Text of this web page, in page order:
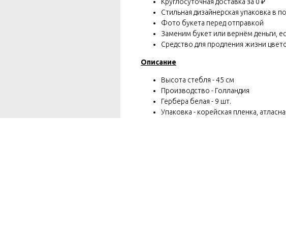
Стильная дизайнерская упаковка в
Фото букета перед отправкой
Заменим букет или вернём деньги,
Средство для продления жизни
Описание
Высота стебля - 45 см
Производство - Голландия
Гербера белая - 9 шт.
Упаковка - корейская пленка,